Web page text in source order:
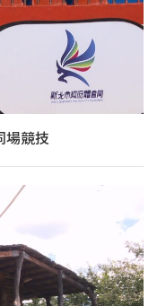
場競技